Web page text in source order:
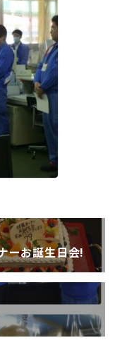
ーお誕生日会!